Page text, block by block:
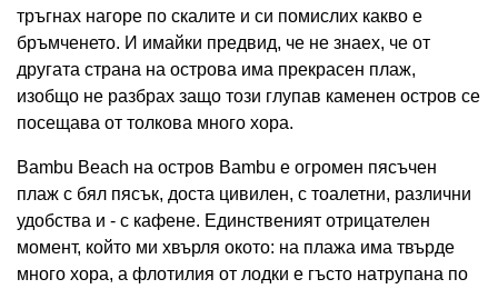
тръгнах нагоре по скалите и си помислих какво е
бръмченето. И имайки предвид, че не знаех, че от
другата страна на острова има прекрасен плаж,
изобщо не разбрах защо този глупав каменен остров се
посещава от толкова много хора.
Bambu Beach на остров Bambu е огромен пясъчен
плаж с бял пясък, доста цивилен, с тоалетни, различни
удобства и - с кафене. Единственият отрицателен
момент, който ми хвърля окото: на плажа има твърде
много хора, а флотилия от лодки е гъсто натрупана по